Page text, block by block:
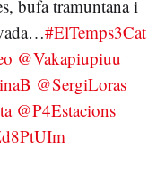
bufa tramuntana i
#ElTemps3Cat
@Vakapiupiuu
@SergiLoras
@P4Estacions